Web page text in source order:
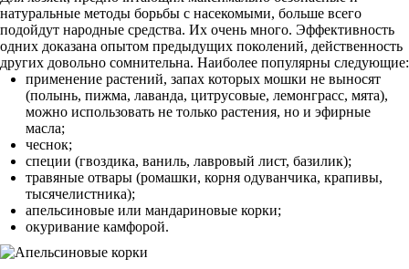
натуральные методы борьбы с насекомыми, больше всего
подойдут народные средства. Их очень много. Эффективность
одних доказана опытом предыдущих поколений, действенность
других довольно сомнительна. Наиболее популярны следующие:
применение растений, запах которых мошки не выносят
(полынь, пижма, лаванда, цитрусовые, лемонграсс, мята),
можно использовать не только растения, но и эфирные
масла;
чеснок;
специи (гвоздика, ваниль, лавровый лист, базилик);
травяные отвары (ромашки, корня одуванчика, крапивы,
тысячелистника);
апельсиновые или мандариновые корки;
окуривание камфорой.